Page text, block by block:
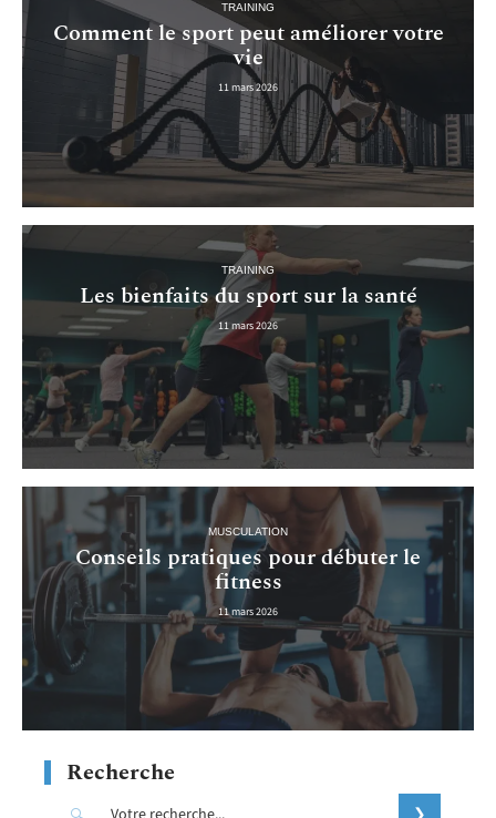
TRAINING
Comment le sport peut améliorer votre
vie
11 mars 2026
TRAINING
Les bienfaits du sport sur la santé
11 mars 2026
MUSCULATION
Conseils pratiques pour débuter le
fitness
11 mars 2026
Recherche